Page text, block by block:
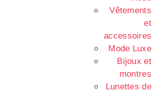
Vêtements
et
accessoires
Mode Luxe
Bijoux et
montres
Lunettes de